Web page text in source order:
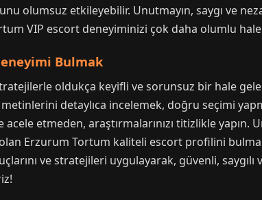
olumsuz etkileyebilir. Unutmayın, saygı ve
VIP escort deneyiminizi çok daha olumlu
Bulmak
oldukça keyifli ve sorunsuz bir hale
detaylıca incelemek, doğru seçimi
etmeden, araştırmalarınızı titizlikle yapın.
Erzurum Tortum kaliteli escort profilini
ve stratejileri uygulayarak, güvenli,